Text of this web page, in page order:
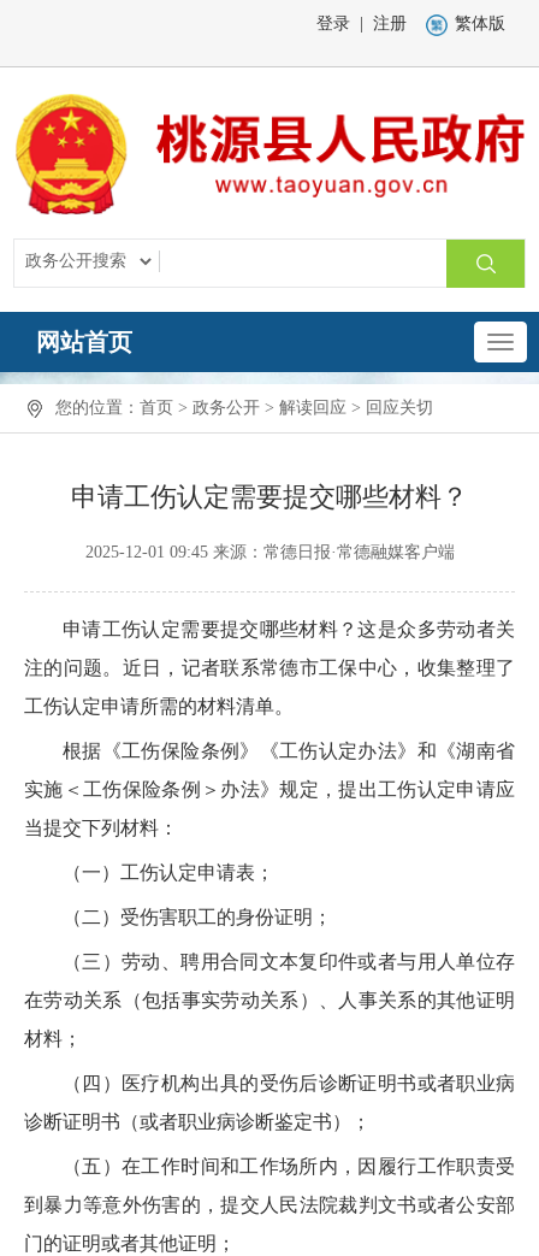
登录 注册 繁体版
网站首页
您的位置： 首页 > 政务公开 > 解读回应 > 回应关切
申请工伤认定需要提交哪些材料？
2025-12-01 09:45 来源：常德日报·常德融媒客户端
申请工伤认定需要提交哪些材料？这是众多劳动者关
注的问题。近日，记者联系常德市工保中心，收集整理了
工伤认定申请所需的材料清单。
根据《工伤保险条例》《工伤认定办法》和《湖南省
实施＜工伤保险条例＞办法》规定，提出工伤认定申请应
当提交下列材料：
（一）工伤认定申请表；
（二）受伤害职工的身份证明；
（三）劳动、聘用合同文本复印件或者与用人单位存
在劳动关系（包括事实劳动关系）、人事关系的其他证明
材料；
（四）医疗机构出具的受伤后诊断证明书或者职业病
诊断证明书（或者职业病诊断鉴定书）；
（五）在工作时间和工作场所内，因履行工作职责受
到暴力等意外伤害的，提交人民法院裁判文书或者公安部
门的证明或者其他证明；